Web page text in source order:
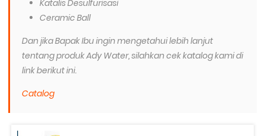
Katalis Desulfurisasi
Ceramic Ball
Dan jika Bapak Ibu ingin mengetahui lebih lanjut
tentang produk Ady Water, silahkan cek katalog kami di
link berikut ini.
Catalog